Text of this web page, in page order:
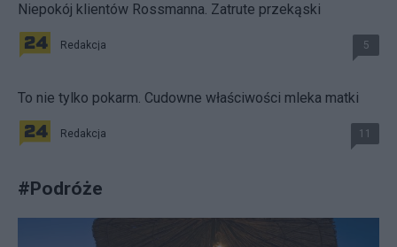
Niepokój klientów Rossmanna. Zatrute przekąski
Redakcja 5
To nie tylko pokarm. Cudowne właściwości mleka matki
Redakcja 11
#Podróże